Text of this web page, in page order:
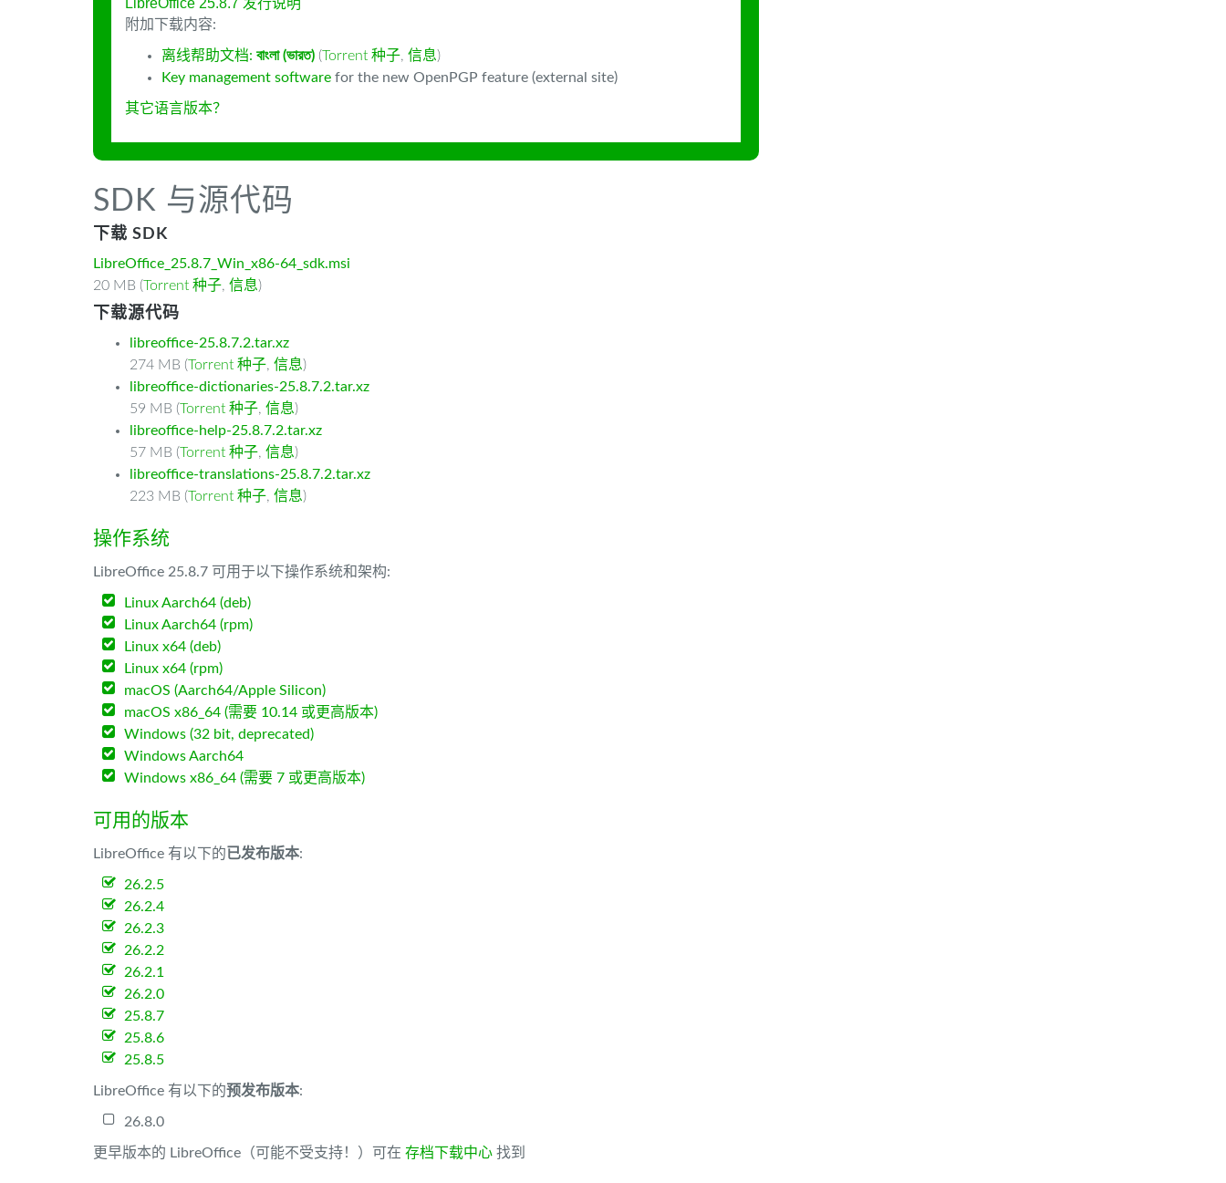
LibreOffice 25.8.7 发行说明
附加下载内容:
离线帮助文档: বাংলা (ভারত) (Torrent 种子, 信息)
Key management software for the new OpenPGP feature (external site)
其它语言版本？
SDK 与源代码
下载 SDK
LibreOffice_25.8.7_Win_x86-64_sdk.msi
20 MB (Torrent 种子, 信息)
下载源代码
libreoffice-25.8.7.2.tar.xz
274 MB (Torrent 种子, 信息)
libreoffice-dictionaries-25.8.7.2.tar.xz
59 MB (Torrent 种子, 信息)
libreoffice-help-25.8.7.2.tar.xz
57 MB (Torrent 种子, 信息)
libreoffice-translations-25.8.7.2.tar.xz
223 MB (Torrent 种子, 信息)
操作系统
LibreOffice 25.8.7 可用于以下操作系统和架构:
Linux Aarch64 (deb)
Linux Aarch64 (rpm)
Linux x64 (deb)
Linux x64 (rpm)
macOS (Aarch64/Apple Silicon)
macOS x86_64 (需要 10.14 或更高版本)
Windows (32 bit, deprecated)
Windows Aarch64
Windows x86_64 (需要 7 或更高版本)
可用的版本
LibreOffice 有以下的已发布版本:
26.2.5
26.2.4
26.2.3
26.2.2
26.2.1
26.2.0
25.8.7
25.8.6
25.8.5
LibreOffice 有以下的预发布版本:
26.8.0
更早版本的 LibreOffice（可能不受支持！）可在 存档下载中心 找到